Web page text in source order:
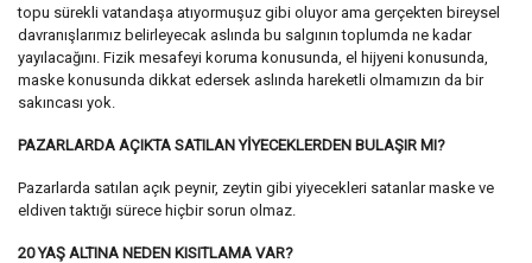
topu sürekli vatandaşa atıyormuşuz gibi oluyor ama gerçekten bireysel
davranışlarımız belirleyecak aslında bu salgının toplumda ne kadar
yayılacağını. Fizik mesafeyi koruma konusunda, el hijyeni konusunda,
maske konusunda dikkat edersek aslında hareketli olmamızın da bir
sakıncası yok.
PAZARLARDA AÇIKTA SATILAN YİYECEKLERDEN BULAŞIR MI?
Pazarlarda satılan açık peynir, zeytin gibi yiyecekleri satanlar maske ve
eldiven taktığı sürece hiçbir sorun olmaz.
20 YAŞ ALTINA NEDEN KISITLAMA VAR?